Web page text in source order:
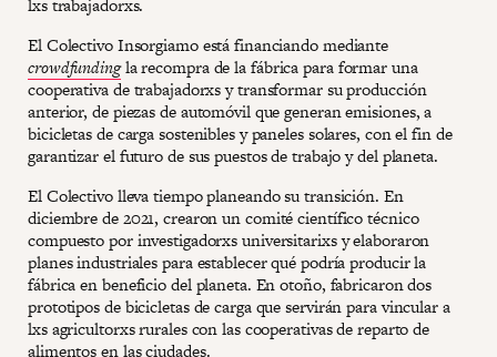
El Colectivo Insorgiamo está financiando mediante
crowdfundingla recompra de la fábrica para formar una
cooperativa de trabajadorxs y transformar su producción
anterior, de piezas de automóvil que generan emisiones, a
bicicletas de carga sostenibles y paneles solares, con el fin de
garantizar el futuro de sus puestos de trabajo y del planeta.
El Colectivo lleva tiempo planeando su transición. En
diciembre de 2021, crearon un comité científico técnico
compuesto por investigadorxs universitarixs y elaboraron
planes industriales para establecer qué podría producir la
fábrica en beneficio del planeta. En otoño, fabricaron dos
prototipos de bicicletas de carga que servirán para vincular a
lxs agricultorxs rurales con las cooperativas de reparto de
alimentos en las ciudades.